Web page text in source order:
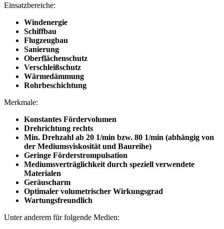
Einsatzbereiche:
Windenergie
Schiffbau
Flugzeugbau
Sanierung
Oberflächenschutz
Verschleißschutz
Wärmedämmung
Rohrbeschichtung
Merkmale:
Konstantes Fördervolumen
Drehrichtung rechts
Min. Drehzahl ab 20 1/min bzw. 80 1/min (abhängig von
der Mediumsviskosität und Baureihe)
Geringe Förderstrompulsation
Mediumsverträglichkeit durch speziell verwendete
Materialen
Geräuscharm
Optimaler volumetrischer Wirkungsgrad
Wartungsfreundlich
Unter anderem für folgende Medien: